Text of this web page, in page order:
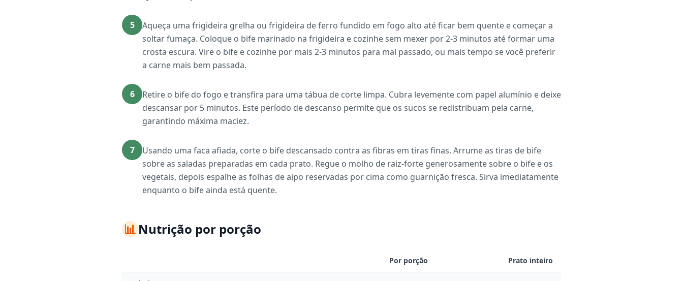
5
Aqueça uma frigideira grelha ou frigideira de ferro fundido em fogo alto até ficar bem quente e começar a
soltar fumaça. Coloque o bife marinado na frigideira e cozinhe sem mexer por 2-3 minutos até formar uma
crosta escura. Vire o bife e cozinhe por mais 2-3 minutos para mal passado, ou mais tempo se você preferir
a carne mais bem passada.
6
Retire o bife do fogo e transfira para uma tábua de corte limpa. Cubra levemente com papel alumínio e deixe
descansar por 5 minutos. Este período de descanso permite que os sucos se redistribuam pela carne,
garantindo máxima maciez.
7
Usando uma faca afiada, corte o bife descansado contra as fibras em tiras finas. Arrume as tiras de bife
sobre as saladas preparadas em cada prato. Regue o molho de raiz-forte generosamente sobre o bife e os
vegetais, depois espalhe as folhas de aipo reservadas por cima como guarnição fresca. Sirva imediatamente
enquanto o bife ainda está quente.
📊Nutrição por porção
Por porção Prato inteiro